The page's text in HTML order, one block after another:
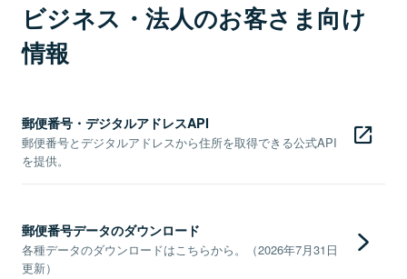
ビジネス・法人のお客さま向け
情報
郵便番号・デジタルアドレスAPI
郵便番号とデジタルアドレスから住所を取得できる公式API
を提供。
郵便番号データのダウンロード
各種データのダウンロードはこちらから。（2026年7月31日
更新）